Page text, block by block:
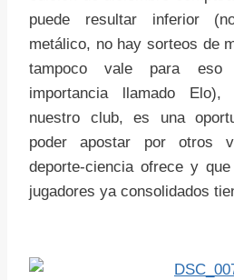
puede resultar inferior
metálico, no hay sorteos de
tampoco vale para eso
importancia llamado
nuestro club, es una
poder apostar por otros
deporte-ciencia ofrece y
jugadores ya consolidados